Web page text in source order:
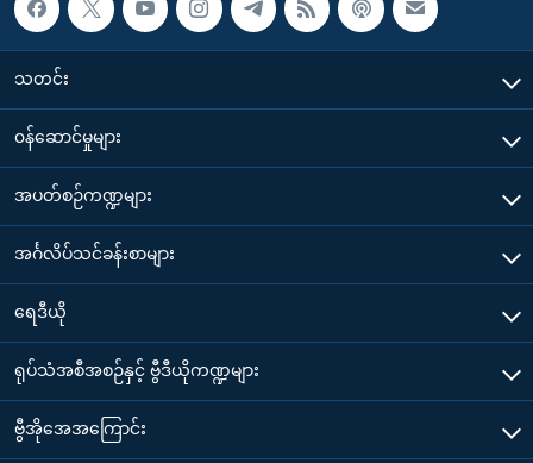
သတင်း
၀န်ဆောင်မှုများ
အပတ်စဉ်ကဏ္ဍများ
အင်္ဂလိပ်သင်ခန်းစာများ
ရေဒီယို
ရုပ်သံအစီအစဉ်နှင့် ဗွီဒီယိုကဏ္ဍများ
ဗွီအိုအေအကြောင်း